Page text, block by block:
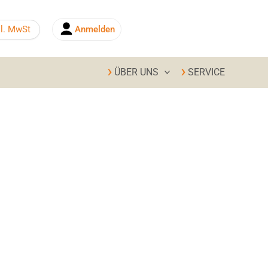
MwSt Anmelden
ÜBER UNS SERVICE